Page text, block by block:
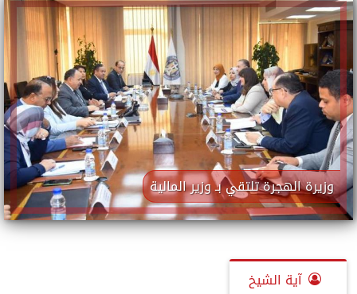
وزيرة الهجرة تلتقي بـ وزير المالية
آية الشيخ